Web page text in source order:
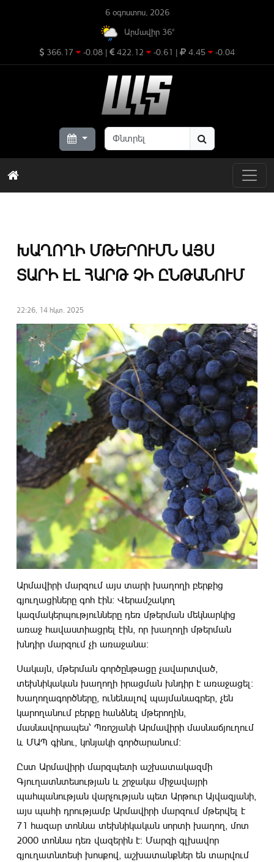
6 օգոստոս, 2026
Արմավիր 36°
366.17 -0.08 | 422.12 -0.61 | 4.45 -0.04
ԽԱՂՈՂԻ ՄԹԵՐՈՒՄՆ ԱՅՍ
ՏԱՐԻ ԷԼ ՀԱՐԹ ՉԻ ԸՆԹԱՆՈՒՄ
22:26, 14 հկտ. 2025
Արմավիրի մարզում այս տարի խաղողի բերքից
գյուղացիները գոհ էին։ Վերամշակող
կազմակերպությունները դեռ մթերման մեկնարկից
առաջ հավաստիացրել էին, որ խաղողի մթերման
խնդիր մարզում չի առաջանա։
Սակայն, մթերման գործընթացը չավարտված,
տեխնիկական խաղողի իրացման խնդիր է առաջացել։
Խաղողագործները, ունենալով պայմանագրեր, չեն
կարողանում բերքը հանձնել մթերողին,
մասնավորապես՝ Պռոշյանի Արմավիրի մասնաճյուղում
և ՄԱՊ գինու, կոնյակի գործարանում։
Ըստ Արմավիրի մարզպետի աշխատակազմի
Գյուղատնտեսության և շրջակա միջավայրի
պահպանության վարչության պետ Արթուր Այվազյանի,
այս պահի դրությամբ Արմավիրի մարզում մթերվել է
71 հազար տոննա տեխնիկական սորտի խաղող, մոտ
2000 տոննա դեռ վազերին է։ Մարզի գլխավոր
գյուղատնտեսի խոսքով, աշխատանքներ են տարվում